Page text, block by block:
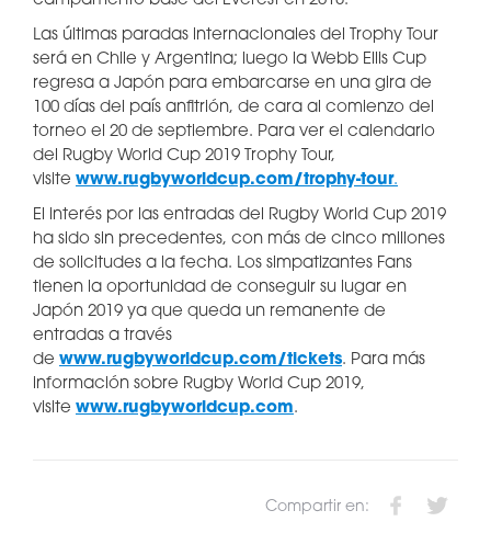
Las últimas paradas internacionales del Trophy Tour
será en Chile y Argentina; luego la Webb Ellis Cup
regresa a Japón para embarcarse en una gira de
100 días del país anfitrión, de cara al comienzo del
torneo el 20 de septiembre. Para ver el calendario
del Rugby World Cup 2019 Trophy Tour,
visite www.rugbyworldcup.com/trophy-tour.
El interés por las entradas del Rugby World Cup 2019
ha sido sin precedentes, con más de cinco millones
de solicitudes a la fecha. Los simpatizantes Fans
tienen la oportunidad de conseguir su lugar en
Japón 2019 ya que queda un remanente de
entradas a través
de www.rugbyworldcup.com/tickets. Para más
información sobre Rugby World Cup 2019,
visite www.rugbyworldcup.com.
Compartir en: